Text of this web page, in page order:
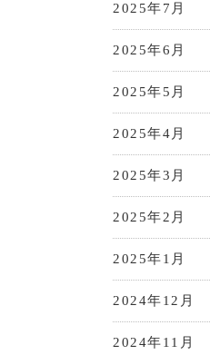
2025年7月
2025年6月
2025年5月
2025年4月
2025年3月
2025年2月
2025年1月
2024年12月
2024年11月